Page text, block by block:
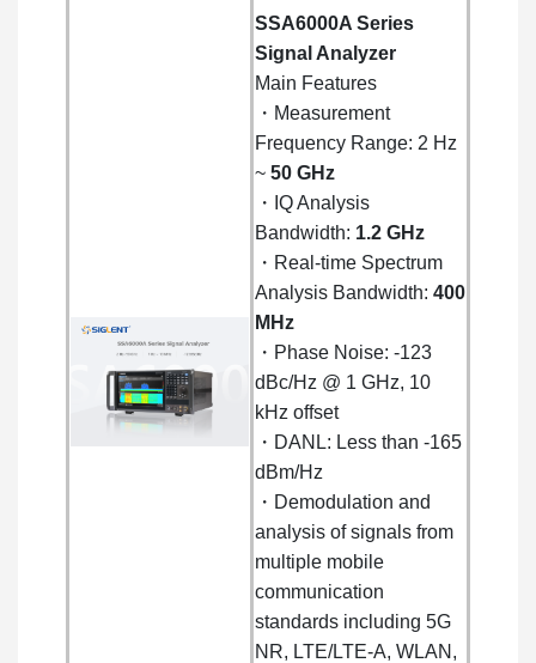
SSA6000A Series
Signal Analyzer
Main Features
・Measurement
Frequency Range: 2 Hz
~ 50 GHz
・IQ Analysis
Bandwidth: 1.2 GHz
・Real-time Spectrum
Analysis Bandwidth: 400
MHz
・Phase Noise: -123
dBc/Hz @ 1 GHz, 10
kHz offset
・DANL: Less than -165
dBm/Hz
・Demodulation and
analysis of signals from
multiple mobile
communication
standards including 5G
NR, LTE/LTE-A, WLAN,